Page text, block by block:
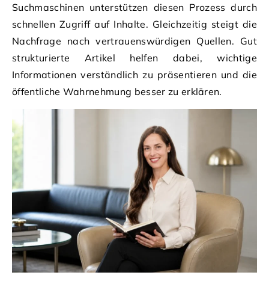
Suchmaschinen unterstützen diesen Prozess durch
schnellen Zugriff auf Inhalte. Gleichzeitig steigt die
Nachfrage nach vertrauenswürdigen Quellen. Gut
strukturierte Artikel helfen dabei, wichtige
Informationen verständlich zu präsentieren und die
öffentliche Wahrnehmung besser zu erklären.